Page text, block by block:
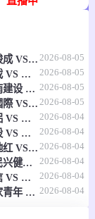
直播中
拉维纳
直播中
08月04日 佛山西甲足球联赛32强淘汰赛 肇庆恒骏成 VS 三七互娱 全场录像 2026-08-05
08月04日 佛山西甲足球联赛32强淘汰赛 贪玩游戏 VS 美的薪火 全场录像 2026-08-05
08月04日 佛山西甲足球联赛32强淘汰赛 广东西南建设 VS 香港圣徒 全场录像 2026-08-05
08月04日 佛山西甲足球联赛32强淘汰赛 藝品高國際 VS 湛江狂狼·粵辉能源 全场录像 2026-08-05
08月03日 佛山西甲足球联赛32强淘汰赛 广东凤铝 VS 湛江八部科技 全场录像 2026-08-04
08月03日 佛山西甲足球联赛32强淘汰赛 大塘控股 VS 茂名市点都得 全场录像 2026-08-04
08月03日 佛山西甲足球联赛32强淘汰赛 广州蜀地红 VS 广州戴拿模 全场录像 2026-08-04
08月03日 佛山西甲足球联赛32强淘汰赛 三水乐民兴健力宝 VS 中国澳门澳科精英 全场录像 2026-08-04
08月03日 佛山西甲足球联赛32强淘汰赛 广州求信 VS 顺德新青年 全场录像 2026-08-04
08月03日 佛山西甲足球联赛32强淘汰赛 广东客家青年 VS 广州英华思力U17 全场录像 2026-08-04